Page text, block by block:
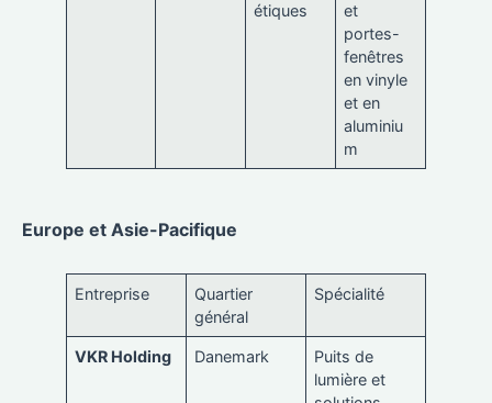
étiques
et
portes-
fenêtres
en vinyle
et en
aluminiu
m
Europe et Asie-Pacifique
Entreprise
Quartier
général
Spécialité
VKR Holding Danemark
Puits de
lumière et